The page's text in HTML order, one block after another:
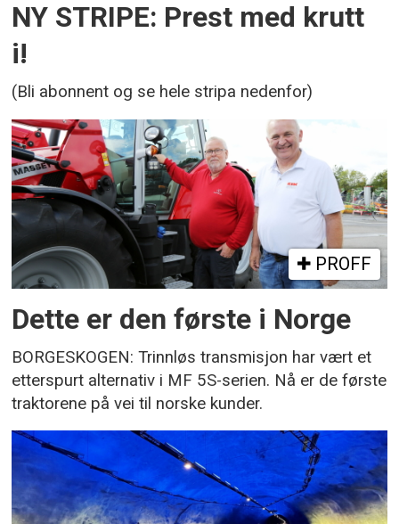
NY STRIPE: Prest med krutt
i!
(Bli abonnent og se hele stripa nedenfor)
PROFF
Dette er den første i Norge
BORGESKOGEN: Trinnløs transmisjon har vært et
etterspurt alternativ i MF 5S-serien. Nå er de første
traktorene på vei til norske kunder.